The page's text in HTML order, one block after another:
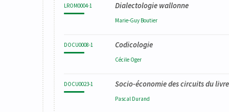
LROM0004-1 Dialectologie wallonne
Marie-Guy Boutier
DOCU0008-1 Codicologie
Cécile Oger
DOCU0023-1 Socio-économie des circuits du livre
Pascal Durand